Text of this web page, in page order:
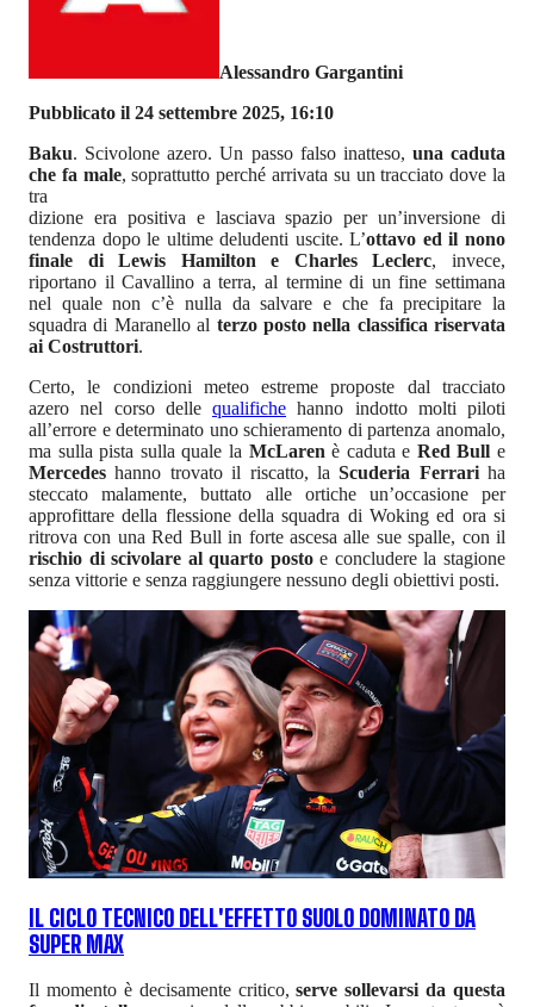
Alessandro Gargantini
Pubblicato il 24 settembre 2025, 16:10
Baku. Scivolone azero. Un passo falso inatteso, una caduta
che fa male, soprattutto perché arrivata su un tracciato dove la
tra
dizione era positiva e lasciava spazio per un’inversione di
tendenza dopo le ultime deludenti uscite. L’ottavo ed il nono
finale di Lewis Hamilton e Charles Leclerc, invece,
riportano il Cavallino a terra, al termine di un fine settimana
nel quale non c’è nulla da salvare e che fa precipitare la
squadra di Maranello al terzo posto nella classifica riservata
ai Costruttori.
Certo, le condizioni meteo estreme proposte dal tracciato
azero nel corso delle qualifiche hanno indotto molti piloti
all’errore e determinato uno schieramento di partenza anomalo,
ma sulla pista sulla quale la McLarenè caduta e Red Bulle
Mercedes hanno trovato il riscatto, laScuderia Ferrariha
steccato malamente, buttato alle ortiche un’occasione per
approfittare della flessione della squadra di Woking ed ora si
ritrova con una Red Bull in forte ascesa alle sue spalle, con il
rischio di scivolare al quarto postoe concludere la stagione
senza vittorie e senza raggiungere nessuno degli obiettivi posti.
IL CICLO TECNICO DELL'EFFETTO SUOLO DOMINATO DA
SUPER MAX
Il momento è decisamente critico,serve sollevarsi da questa